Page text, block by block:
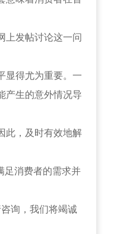
发帖讨论这一问
显得尤为重要。一
产生的意外情况导
此，及时有效地解
足消费者的需求并
询，我们将竭诚